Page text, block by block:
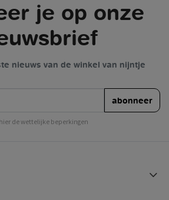
je op onze
nieuws van de winkel van nijntje
abonneer
de wettelijke beperkingen